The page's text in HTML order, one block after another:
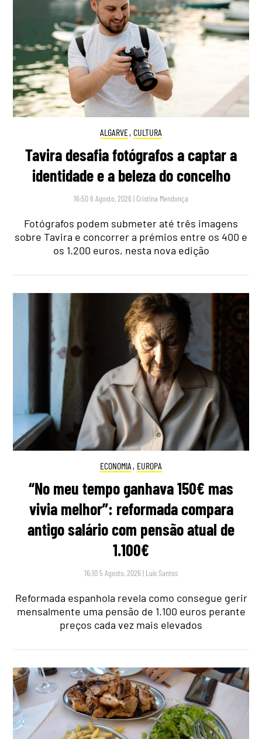
ALGARVE, CULTURA
Tavira desafia fotógrafos a captar a
identidade e a beleza do concelho
16:50 6 Agosto, 2026 | Cristina Mendonça
Fotógrafos podem submeter até três imagens
sobre Tavira e concorrer a prémios entre os 400 e
os 1.200 euros, nesta nova edição
ECONOMIA , EUROPA
“No meu tempo ganhava 150€ mas
vivia melhor”: reformada compara
antigo salário com pensão atual de
1.100€
16:10 5 Agosto, 2026 | Luís Santos
Reformada espanhola revela como consegue gerir
mensalmente uma pensão de 1.100 euros perante
preços cada vez mais elevados